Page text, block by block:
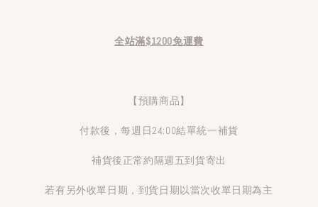
全站滿$1200免運費
【預購商品】
付款後，每週日24:00結單統一補貨
補貨後正常約隔週五到貨寄出
若有另外收單日期，到貨日期以當次收單日期為主